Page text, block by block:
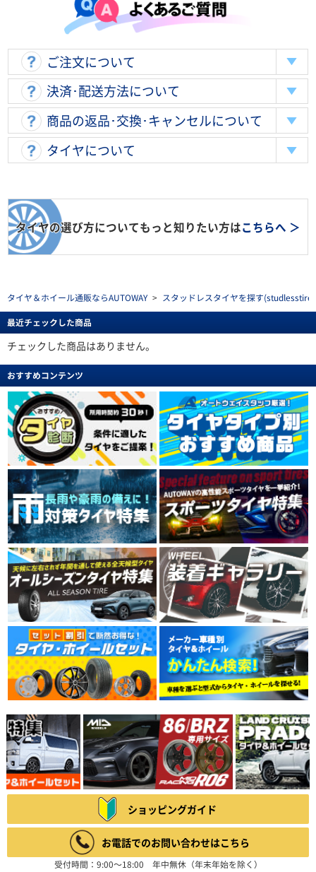
ご注文について
決済･配送方法について
商品の返品･交換･キャンセルについて
タイヤについて
タイヤの選び方についてもっと知りたい方はこちらへ ＞
タイヤ＆ホイール通販ならAUTOWAY > スタッドレスタイヤを探す(studlesstire)
最近チェックした商品
チェックした商品はありません。
おすすめコンテンツ
ショッピングガイド
お電話でのお問い合わせはこちら
受付時間：9:00～18:00 年中無休（年末年始を除く）